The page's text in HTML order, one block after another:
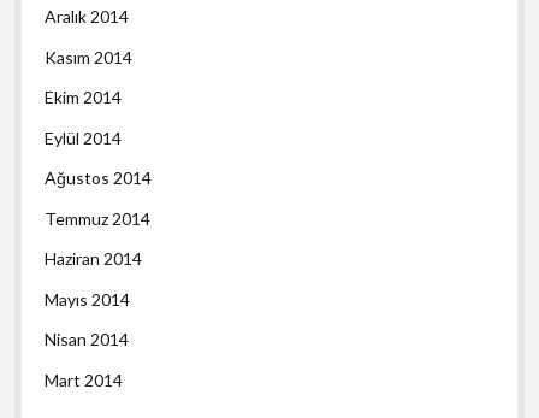
Aralık 2014
Kasım 2014
Ekim 2014
Eylül 2014
Ağustos 2014
Temmuz 2014
Haziran 2014
Mayıs 2014
Nisan 2014
Mart 2014